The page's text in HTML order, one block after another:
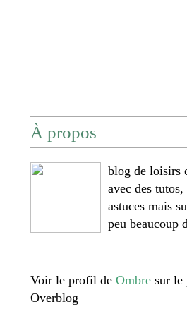
À propos
blog de loisirs
avec des tutos,
astuces mais
peu beaucoup
Voir le profil de Ombre sur le
Overblog